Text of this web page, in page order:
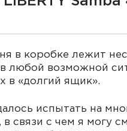
в коробке лежит
любой возможной
в «долгий ящик».
испытать на
связи с чем я могу